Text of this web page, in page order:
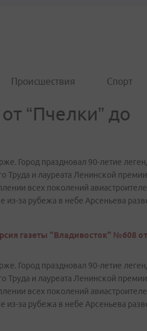
Происшествия Спорт
“Пчелки” до
Город праздновал 90-летие
Труда и лауреата Ленинской
всех поколений
из-за рубежа в небе Арсеньева
газеты "Владивосток" №608
Город праздновал 90-летие
Труда и лауреата Ленинской
всех поколений
из-за рубежа в небе Арсеньева